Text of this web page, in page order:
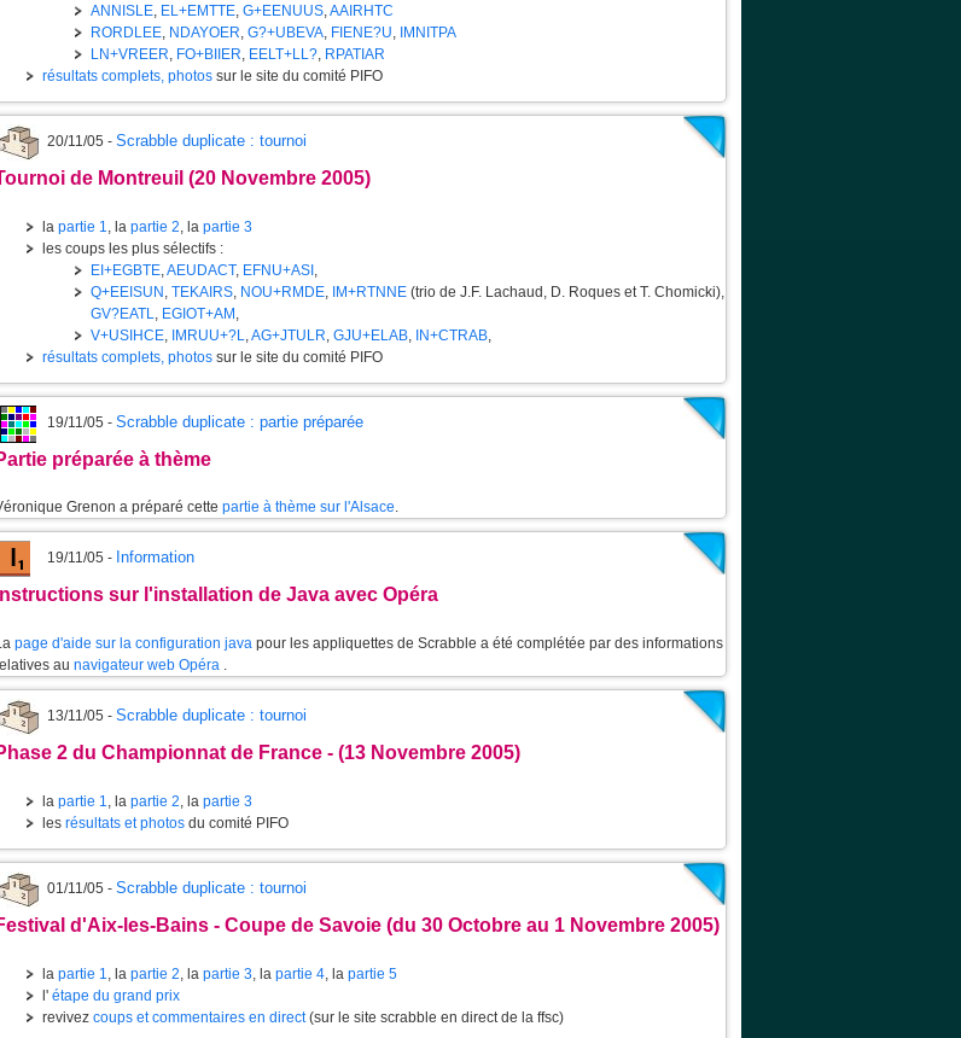
ANNISLE EL+EMTTE G+EENUUS AAIRHTC
RORDLEE NDAYOER G?+UBEVA FIENE?U IMNITPA
LN+VREER FO+BIIER EELT+LL? RPATIAR
résultats complets, photos sur le site du comité PIFO
20/11/05 - Scrabble duplicate : tournoi
de Montreuil (20 Novembre 2005)
la partie 1 , la partie 2 , la partie 3
les coups les plus sélectifs :
EI+EGBTE AEUDACT, EFNU+ASI
Q+EEISUN TEKAIRS NOU+RMDE IM+RTNNE (trio de J.F. Lachaud, D. Roques et T. Chomicki),
GV?EATL
EGIOT+AM
V+USIHCE IMRUU+?L AG+JTULR GJU+ELAB IN+CTRAB
résultats complets, photos sur le site du comité PIFO
19/11/05 - Scrabble duplicate : partie préparée
préparée à thème
Grenon a préparé cette partie à thème sur l'Alsace.
19/11/05 - Information
Instructions sur l'installation de Java avec Opéra
page d'aide sur la configuration java pour les appliquettes de Scrabble a été complétée par des informations
au navigateur web Opéra .
13/11/05 - Scrabble duplicate : tournoi
2 du Championnat de France - (13 Novembre 2005)
la partie 1, la partie 2, la partie 3
les résultats et photos du comité PIFO
01/11/05 - Scrabble duplicate : tournoi
d'Aix-les-Bains - Coupe de Savoie (du 30 Octobre au 1 Novembre 2005)
la partie 1, la partie 2, la partie 3, la partie 4, la partie 5
l' étape du grand prix
revivez coups et commentaires en direct(sur le site scrabble en direct de la ffsc)